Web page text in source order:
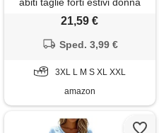
scollo a v senza maniche
vestiti lunghi donne mare
elegante curvy prendisole da
spiaggia dress
21,59 €
Sped. 3,99 €
3XL L M S XL XXL
amazon